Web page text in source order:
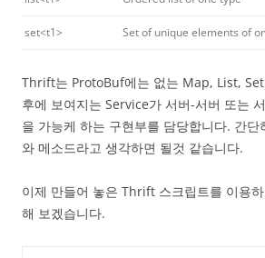
set<t1> Set of unique elements of
Thrift는 ProtoBuf에는 없는 Map, List, Set
후에 보여지는 Service가 서버-서버 또는
을 가능케 하는 구현부를 담당합니다. 간단
와 메소드라고 생각하면 될것 같습니다.
이제 만들어 놓은 Thrift 스크립트를 이용
해 보겠습니다.